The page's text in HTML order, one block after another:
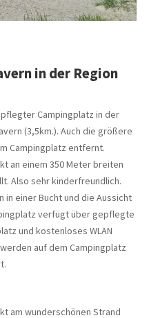
in der Region
Campingplatz in der
(3,5km.). Auch die größere
Campingplatz entfernt.
an einem 350 Meter breiten
Also sehr kinderfreundlich.
in einer Bucht und die Aussicht
verfügt über gepflegte
und kostenloses WLAN
auf dem Campingplatz
am wunderschönen Strand